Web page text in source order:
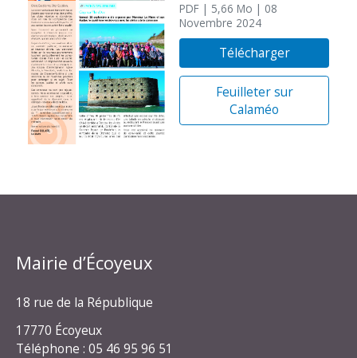
PDF | 5,66 Mo | 08
Novembre 2024
Télécharger
Feuilleter sur
Calaméo
Mairie d’Écoyeux
18 rue de la République
17770 Écoyeux
Téléphone : 05 46 95 96 51